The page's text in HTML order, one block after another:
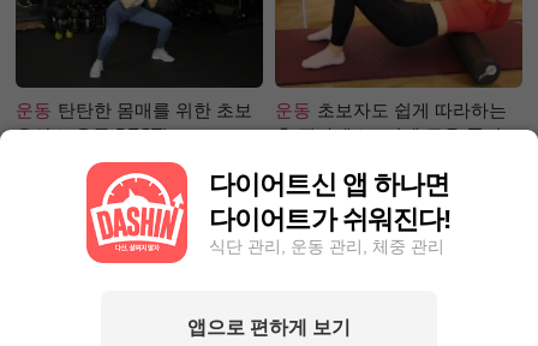
운동 탄탄한 몸매를 위한 초보
유산소 운동 BEST!
운동 초보자도 쉽게 따라하는
홈 필라테스 –어깨 근육 풀어주
다이어트신 앱 하나면
다이어트가 쉬워진다!
식단 관리, 운동 관리, 체중 관리
앱으로 편하게 보기